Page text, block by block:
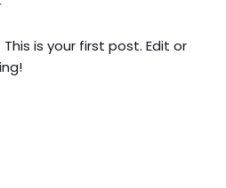
is your first post. Edit or